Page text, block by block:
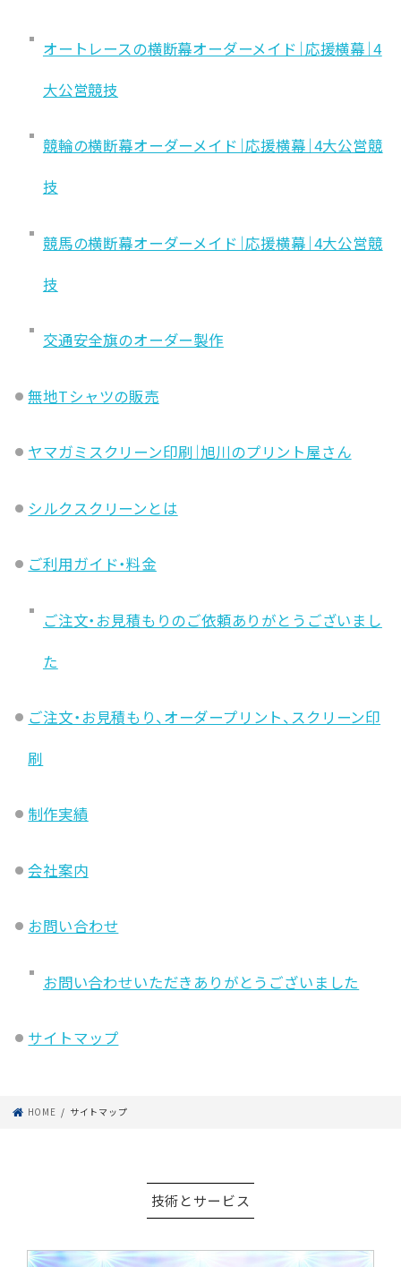
オートレースの横断幕オーダーメイド｜応援横幕｜4
大公営競技
競輪の横断幕オーダーメイド｜応援横幕｜4大公営競
技
競馬の横断幕オーダーメイド｜応援横幕｜4大公営競
技
交通安全旗のオーダー製作
無地Tシャツの販売
ヤマガミスクリーン印刷｜旭川のプリント屋さん
シルクスクリーンとは
ご利用ガイド・料金
ご注文・お見積もりのご依頼ありがとうございまし
た
ご注文・お見積もり、オーダープリント、スクリーン印
刷
制作実績
会社案内
お問い合わせ
お問い合わせいただきありがとうございました
サイトマップ
HOME サイトマップ
技術とサービス